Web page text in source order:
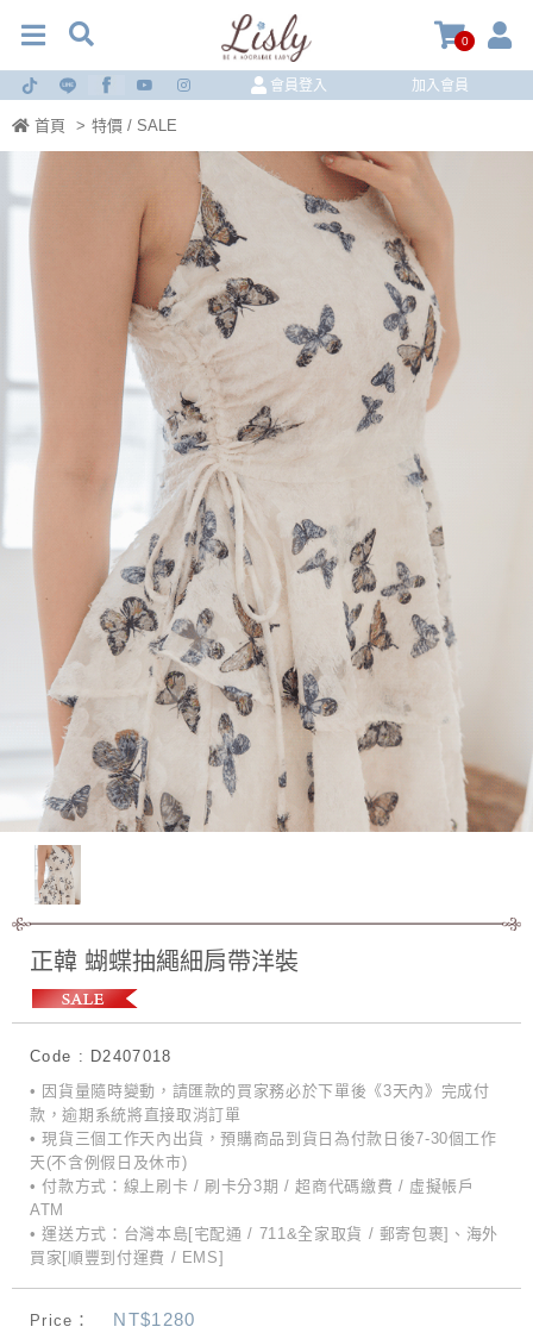
0
會員登入 加入會員
首頁 > 特價 / SALE
正韓 蝴蝶抽繩細肩帶洋裝
Code : D2407018
• 因貨量隨時變動，請匯款的買家務必於下單後《3天內》完成付
款，逾期系統將直接取消訂單
• 現貨三個工作天內出貨，預購商品到貨日為付款日後7-30個工作
天(不含例假日及休市)
• 付款方式：線上刷卡 / 刷卡分3期 / 超商代碼繳費 / 虛擬帳戶
ATM
• 運送方式：台灣本島[宅配通 / 711&全家取貨 / 郵寄包裹]、海外
買家[順豐到付運費 / EMS]
Price： NT$1280